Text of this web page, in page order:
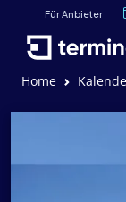
Für Anbieter
Home